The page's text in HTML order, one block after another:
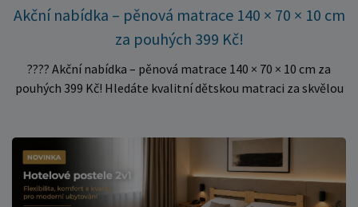
Akční nabídka – pěnová matrace 140 × 70 × 10 cm
za pouhých 399 Kč!
???? Akční nabídka – pěnová matrace 140 × 70 × 10 cm za
pouhých 399 Kč! Hledáte kvalitní dětskou matraci za skvělou
✅ Pohodlné pěnové jádro pro komfortní spánek dítěte ✅
Skvělá volba do dětských postýlek ✅ Výjimečně výhodná cena
– jen 399 Kč Využijte této mimořádné nabídky a pořiďte
kvalitní matraci za cenu, která patří k nejvýhodnějším na